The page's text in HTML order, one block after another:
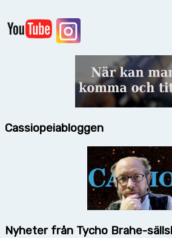
Cassiopeiabloggen
Nyheter från Tycho Brahe-